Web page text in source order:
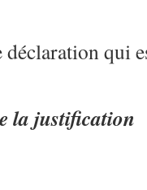
qui
la justification